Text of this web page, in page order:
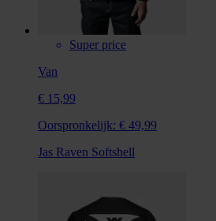
Super price
Van
€ 15,99
Oorspronkelijk: € 49,99
Jas Raven Softshell